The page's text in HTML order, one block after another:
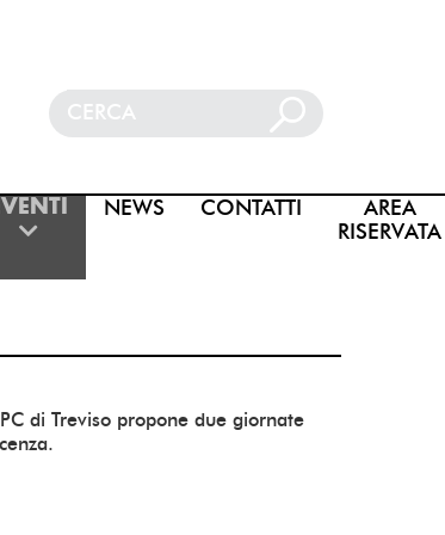
NEWS CONTATTI
AREA
RISERVATA
di Treviso propone due giornate